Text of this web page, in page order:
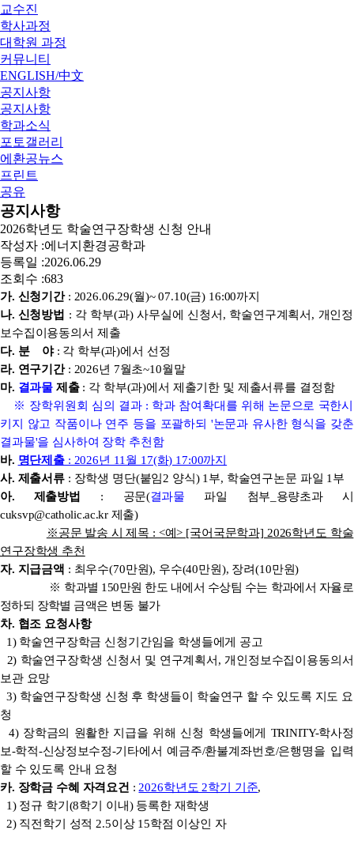
교수진
학사과정
대학원 과정
커뮤니티
ENGLISH/中文
공지사항
공지사항
학과소식
포토갤러리
에환공뉴스
프린트
공유
공지사항
2026학년도 학술연구장학생 신청 안내
작성자 :에너지환경공학과
등록일 :2026.06.29
조회수 :683
가. 신청기간: 2026.06.29(월)~ 07.10(금) 16:00까지
나. 신청방법 : 각 학부(과) 사무실에 신청서, 학술연구계획서, 개인정
보수집이용동의서 제출
다. 분 야: 각 학부(과)에서 선정
라. 연구기간: 2026년 7월초~10월말
마. 결과물 제출: 각 학부(과)에서 제출기한 및 제출서류를 결정함
※ 장학위원회 심의 결과 : 학과 참여확대를 위해 논문으로 국한시
키지 않고 작품이나 연주 등을 포괄하되 '논문과 유사한 형식을 갖춘
결과물'을 심사하여 장학 추천함
바. 명단제출: 2026년 11월 17(화) 17:00까지
사. 제출서류: 장학생 명단(붙임2 양식) 1부, 학술연구논문 파일 1부
아. 제출방법
: 공문(결과물 파일 첨부_용량초과 시
cuksvp@catholic.ac.kr 제출)
※공문 발송 시 제목 : <예> [국어국문학과] 2026학년도 학술
연구장학생 추천
자. 지급금액 : 최우수(70만원), 우수(40만원), 장려(10만원)
※ 학과별 150만원 한도 내에서 수상팀 수는 학과에서 자율로
정하되 장학별 금액은 변동 불가
차. 협조 요청사항
1) 학술연구장학금 신청기간임을 학생들에게 공고
2) 학술연구장학생 신청서 및 연구계획서, 개인정보수집이용동의서
보관 요망
3) 학술연구장학생 신청 후 학생들이 학술연구 할 수 있도록 지도 요
청
4)장학금의 원활한 지급을 위해 신청 학생들에게 TRINITY-학사정
보-학적-신상정보수정-기타에서 예금주/환불계좌번호/은행명을 입력
할 수 있도록 안내 요청
카. 장학금 수혜 자격요건 : 2026학년도 2학기 기준,
1) 정규 학기(8학기 이내) 등록한 재학생
2) 직전학기 성적 2.5이상 15학점 이상인 자